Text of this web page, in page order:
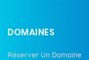
DOMAINES
Réserver Un Domaine